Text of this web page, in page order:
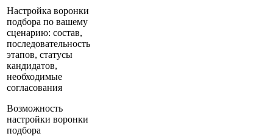
Настройка воронки
подбора по вашему
сценарию: состав,
последовательность
этапов, статусы
кандидатов,
необходимые
согласования
Возможность
настройки воронки
подбора